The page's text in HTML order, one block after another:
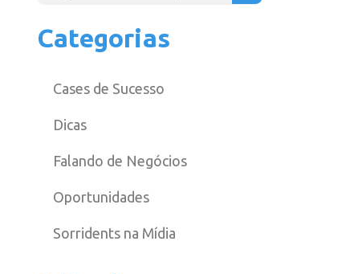
Categorias
Cases de Sucesso
Dicas
Falando de Negócios
Oportunidades
Sorridents na Mídia